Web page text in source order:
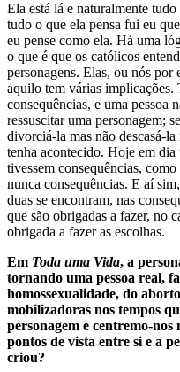
Ela está lá e naturalmente
tudo o que ela pensa fui eu
eu pense como ela. Há uma
o que é que os católicos
personagens. Elas, ou nós por
aquilo tem várias implicações.
consequências, e uma pessoa
ressuscitar uma personagem;
divorciá-la mas não descasá-
tenha acontecido. Hoje em dia
tivessem consequências,
nunca consequências. E aí
duas se encontram, nas
que são obrigadas a fazer, no
obrigada a fazer as escolhas.
Em Toda uma Vida, a
tornando uma pessoa real,
homossexualidade, do
mobilizadoras nos tempos
personagem e centremo-
pontos de vista entre si e a
criou?